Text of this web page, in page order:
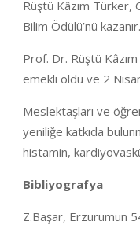
Rüştü Kâzım Türker,
Bilim Ödülü’nü kazanır.
Prof. Dr. Rüştü
emekli oldu ve 2
Meslektaşları ve
yeniliğe katkıda
histamin,
Bibliyografya
Z.Başar, Erzurumun